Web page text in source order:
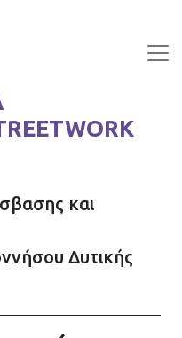
και
Δυτικής